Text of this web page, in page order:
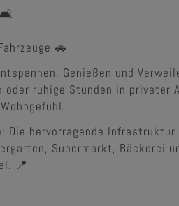
🛋️
🚗
Genießen und
oder ruhige Stunden in privater
Die hervorragende
Supermarkt, Bäckerei
📍